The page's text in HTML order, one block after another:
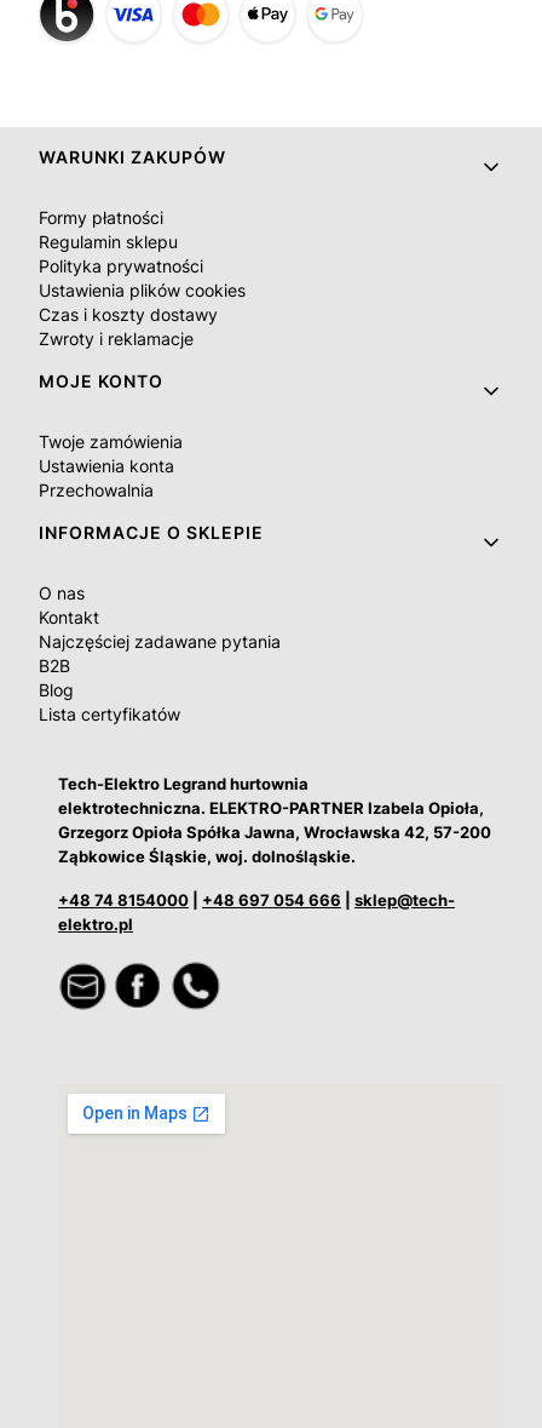
Linki w stopce
WARUNKI ZAKUPÓW
Formy płatności
Regulamin sklepu
Polityka prywatności
Ustawienia plików cookies
Czas i koszty dostawy
Zwroty i reklamacje
MOJE KONTO
Twoje zamówienia
Ustawienia konta
Przechowalnia
INFORMACJE O SKLEPIE
O nas
Kontakt
Najczęściej zadawane pytania
B2B
Blog
Lista certyfikatów
Tech-Elektro Legrand hurtownia
elektrotechniczna. ELEKTRO-PARTNER Izabela Opioła,
Grzegorz Opioła Spółka Jawna, Wrocławska 42, 57-200
Ząbkowice Śląskie, woj. dolnośląskie.
+48 74 8154000 +48 697 054 666
sklep@tech-
elektro.pl